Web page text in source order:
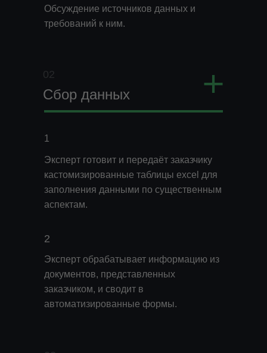
Обсуждение источников данных и
требований к ним.
02
Сбор данных +
Эксперт готовит и передаёт заказчику
кастомизированные таблицы excel для
заполнения данными по существенным
аспектам.
2
Эксперт обрабатывает информацию из
документов, представленных
заказчиком, и сводит в
автоматизированные формы.
1